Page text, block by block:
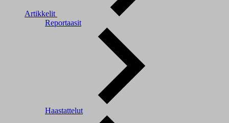
Artikkelit
Reportaasit
Haastattelut